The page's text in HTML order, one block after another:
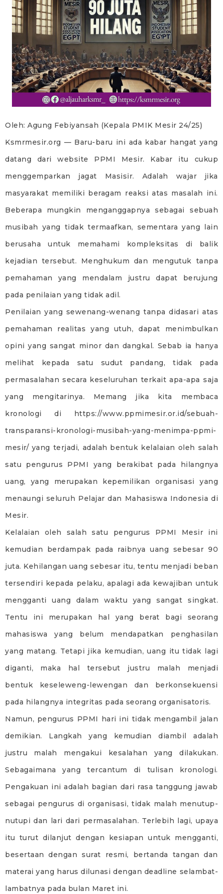
Oleh: Agung Febiyansah (Kepala PMIK Mesir 24/25)
Ksmrmesir.org — Baru-baru ini ada kabar hangat yang
datang dari website PPMI Mesir. Kabar itu cukup
menggemparkan jagat Masisir. Adalah wajar jika
masyarakat memiliki beragam reaksi atas masalah ini.
Beberapa mungkin menganggapnya sebagai sebuah
musibah yang tidak termaafkan, sementara yang lain
berusaha untuk memahami kompleksitas di balik
kejadian tersebut. Menghukum dan mengutuk tanpa
pemahaman yang mendalam justru dapat berujung
pada penilaian yang tidak adil.
Penilaian yang sewenang-wenang tanpa didasari atas
pemahaman realitas yang utuh, dapat menimbulkan
opini yang sangat minor dan dangkal. Sebab ia hanya
melihat kepada satu sudut pandang, tidak pada
permasalahan secara keseluruhan terkait apa-apa saja
yang mengitarinya. Memang jika kita membaca
kronologi di https://www.ppmimesir.or.id/sebuah-
transparansi-kronologi-musibah-yang-menimpa-ppmi-
mesir/ yang terjadi, adalah bentuk kelalaian oleh salah
satu pengurus PPMI yang berakibat pada hilangnya
uang, yang merupakan kepemilikan organisasi yang
menaungi seluruh Pelajar dan Mahasiswa Indonesia di
Mesir.
Kelalaian oleh salah satu pengurus PPMI Mesir ini
kemudian berdampak pada raibnya uang sebesar 90
juta. Kehilangan uang sebesar itu, tentu menjadi beban
tersendiri kepada pelaku, apalagi ada kewajiban untuk
mengganti uang dalam waktu yang sangat singkat.
Tentu ini merupakan hal yang berat bagi seorang
mahasiswa yang belum mendapatkan penghasilan
yang matang. Tetapi jika kemudian, uang itu tidak lagi
diganti, maka hal tersebut justru malah menjadi
bentuk keseleweng-lewengan dan berkonsekuensi
pada hilangnya integritas pada seorang organisatoris.
Namun, pengurus PPMI hari ini tidak mengambil jalan
demikian. Langkah yang kemudian diambil adalah
justru malah mengakui kesalahan yang dilakukan.
Sebagaimana yang tercantum di tulisan kronologi.
Pengakuan ini adalah bagian dari rasa tanggung jawab
sebagai pengurus di organisasi, tidak malah menutup-
nutupi dan lari dari permasalahan. Terlebih lagi, upaya
itu turut dilanjut dengan kesiapan untuk mengganti,
besertaan dengan surat resmi, bertanda tangan dan
materai yang harus dilunasi dengan deadline selambat-
lambatnya pada bulan Maret ini.